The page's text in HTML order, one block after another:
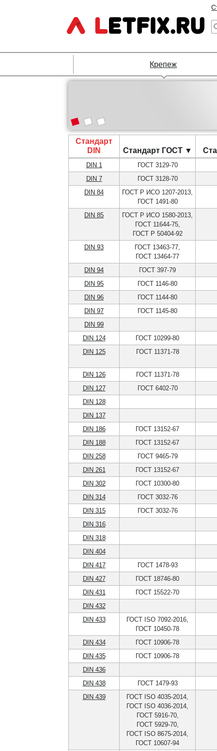
Крепеж
Стандарт
DIN
Стандарт ГОСТ ▼
DIN 1
ГОСТ 3129-70
DIN 7
ГОСТ 3128-70
DIN 84
ГОСТ Р ИСО 1207-2013,
ГОСТ 1491-80
DIN 85
ГОСТ Р ИСО 1580-2013,
ГОСТ 11644-75,
ГОСТ Р 50404-92
DIN 93
ГОСТ 13463-77,
ГОСТ 13464-77
DIN 94
ГОСТ 397-79
DIN 95
ГОСТ 1146-80
DIN 96
ГОСТ 1144-80
DIN 97
ГОСТ 1145-80
DIN 99
DIN 124
ГОСТ 10299-80
DIN 125
ГОСТ 11371-78
DIN 126
ГОСТ 11371-78
DIN 127
ГОСТ 6402-70
DIN 128
DIN 137
DIN 186
ГОСТ 13152-67
DIN 188
ГОСТ 13152-67
DIN 258
ГОСТ 9465-79
DIN 261
ГОСТ 13152-67
DIN 302
ГОСТ 10300-80
DIN 314
ГОСТ 3032-76
DIN 315
ГОСТ 3032-76
DIN 316
DIN 318
DIN 404
DIN 417
ГОСТ 1478-93
DIN 427
ГОСТ 18746-80
DIN 431
ГОСТ 15522-70
DIN 432
DIN 433
ГОСТ ISO 7092-2016,
ГОСТ 10450-78
DIN 434
ГОСТ 10906-78
DIN 435
ГОСТ 10906-78
DIN 436
DIN 438
ГОСТ 1479-93
DIN 439
ГОСТ ISO 4035-2014,
ГОСТ ISO 4036-2014,
ГОСТ 5916-70,
ГОСТ 5929-70,
ГОСТ ISO 8675-2014,
ГОСТ 10607-94